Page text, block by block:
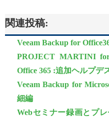
関連投稿:
Veeam Backup for
PROJECT MARTINI
Office 365 :追加ヘルプデ
Veeam Backup for
細編
Webセミナー録画とプ